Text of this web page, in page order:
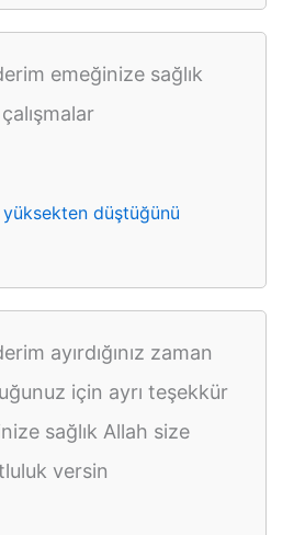
emeğinize sağlık
düştüğünü
ayırdığınız zaman
için ayrı teşekkür
sağlık Allah size
versin